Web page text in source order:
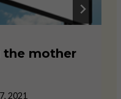
the mother
2021